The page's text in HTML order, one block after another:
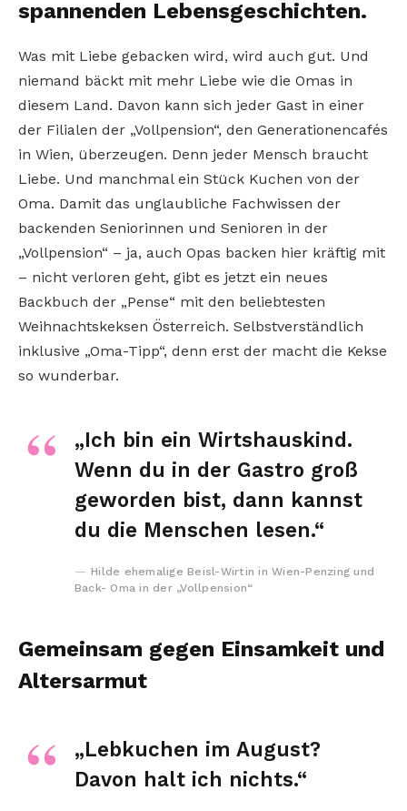
spannenden Lebensgeschichten.
Was mit Liebe gebacken wird, wird auch gut. Und
niemand bäckt mit mehr Liebe wie die Omas in
diesem Land. Davon kann sich jeder Gast in einer
der Filialen der „Vollpension“, den Generationencafés
in Wien, überzeugen. Denn jeder Mensch braucht
Liebe. Und manchmal ein Stück Kuchen von der
Oma. Damit das unglaubliche Fachwissen der
backenden Seniorinnen und Senioren in der
„Vollpension“ – ja, auch Opas backen hier kräftig mit
– nicht verloren geht, gibt es jetzt ein neues
Backbuch der „Pense“ mit den beliebtesten
Weihnachtskeksen Österreich. Selbstverständlich
inklusive „Oma-Tipp“, denn erst der macht die Kekse
so wunderbar.
„Ich bin ein Wirtshauskind.
Wenn du in der Gastro groß
geworden bist, dann kannst
du die Menschen lesen.“
Hilde ehemalige Beisl-Wirtin in Wien-Penzing und
Back- Oma in der „Vollpension“
Gemeinsam gegen Einsamkeit und
Altersarmut
„Lebkuchen im August?
Davon halt ich nichts.“